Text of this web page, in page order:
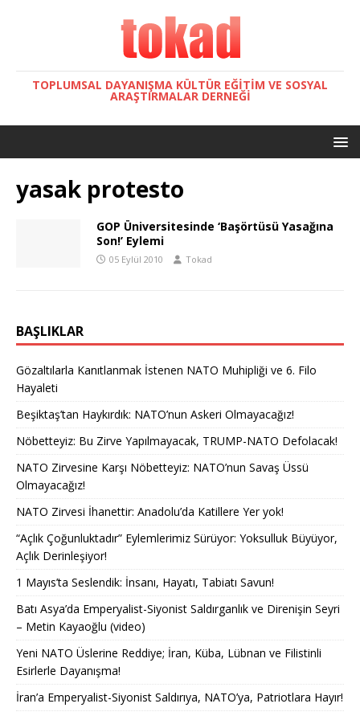
TOPLUMSAL DAYANIŞMA KÜLTÜR EĞITIM VE SOSYAL
ARAŞTIRMALAR DERNEĞI
yasak protesto
GOP Üniversitesinde ‘Başörtüsü Yasağına
Son!’ Eylemi
05 Eylül 2010 Tokad
BAŞLIKLAR
Gözaltılarla Kanıtlanmak İstenen NATO Muhipliği ve 6. Filo
Hayaleti
Beşiktaş’tan Haykırdık: NATO’nun Askeri Olmayacağız!
Nöbetteyiz: Bu Zirve Yapılmayacak, TRUMP-NATO Defolacak!
NATO Zirvesine Karşı Nöbetteyiz: NATO’nun Savaş Üssü
Olmayacağız!
NATO Zirvesi İhanettir: Anadolu’da Katillere Yer yok!
“Açlık Çoğunluktadır” Eylemlerimiz Sürüyor: Yoksulluk Büyüyor,
Açlık Derinleşiyor!
1 Mayıs’ta Seslendik: İnsanı, Hayatı, Tabiatı Savun!
Batı Asya’da Emperyalist-Siyonist Saldırganlık ve Direnişin Seyri
– Metin Kayaoğlu (video)
Yeni NATO Üslerine Reddiye; İran, Küba, Lübnan ve Filistinli
Esirlerle Dayanışma!
İran’a Emperyalist-Siyonist Saldırıya, NATO’ya, Patriotlara Hayır!